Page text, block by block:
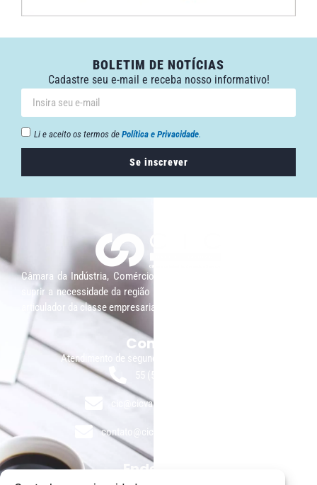
BOLETIM DE NOTÍCIAS
Cadastre seu e-mail e receba nosso informativo!
Li e aceito os termos de Política e Privacidade.
Se inscrever
Câmara da Indústria, Comércio e Serviços surgiu em 2005, para
suprir a necessidade da região de ter um organismo que fosse o
articulador da classe empresarial.
Contato:
Atendimento de segunda à sexta, das 9h às 18h.
55 (51) 3011 6982
cic@cicvaledotaquari.com.br
contato@cicvaledotaquari.com.br
Endereço: